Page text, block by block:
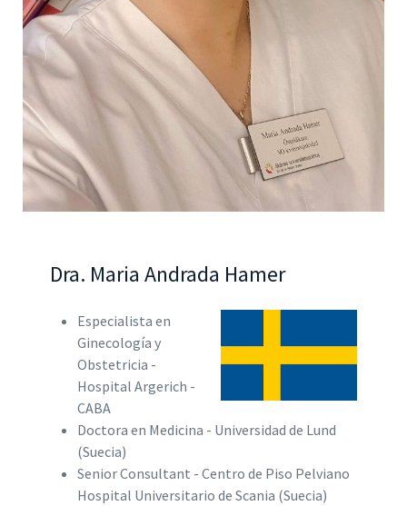
Dra. Maria Andrada Hamer
Especialista en
Ginecología y
Obstetricia -
Hospital Argerich -
CABA
Doctora en Medicina - Universidad de Lund
(Suecia)
Senior Consultant - Centro de Piso Pelviano
Hospital Universitario de Scania (Suecia)